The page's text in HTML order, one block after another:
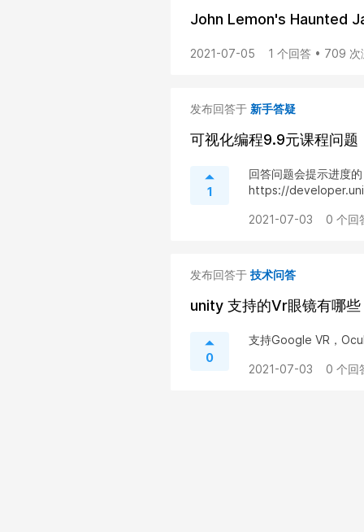
John Lemon's Haunted
2021-07-05 1 个回答 • 709 次
发布回答于 新手答疑
可视化编程9.9元课程问题
1
回答问题会提示进度
https://
2021-07-03 0 个回
发布回答于 技术问答
unity 支持的Vr眼镜有哪些
0
支持Google VR，
2021-07-03 0 个回